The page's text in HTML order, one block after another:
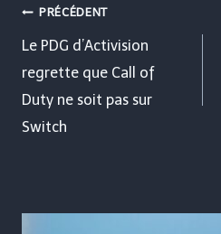
Navigation
de
l’article
PRÉCÉDENT
Le PDG d’Activision
regrette que Call of
Duty ne soit pas sur
Switch